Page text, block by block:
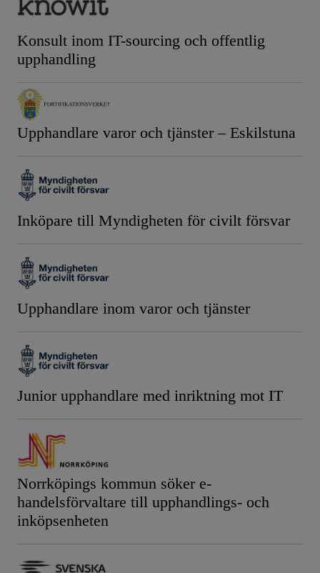
Konsult inom IT-sourcing och offentlig
upphandling
Upphandlare varor och tjänster – Eskilstuna
Inköpare till Myndigheten för civilt försvar
Upphandlare inom varor och tjänster
Junior upphandlare med inriktning mot IT
Norrköpings kommun söker e-
handelsförvaltare till upphandlings- och
inköpsenheten